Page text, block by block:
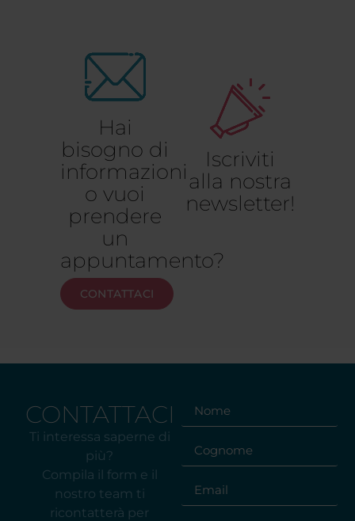
Hai
bisogno di
informazioni
o vuoi
prendere
un
appuntamento?
CONTATTACI
Iscriviti
alla nostra
newsletter!
CONTATTACI
Ti interessa saperne di
più?
Compila il form e il
nostro team ti
ricontatterà per